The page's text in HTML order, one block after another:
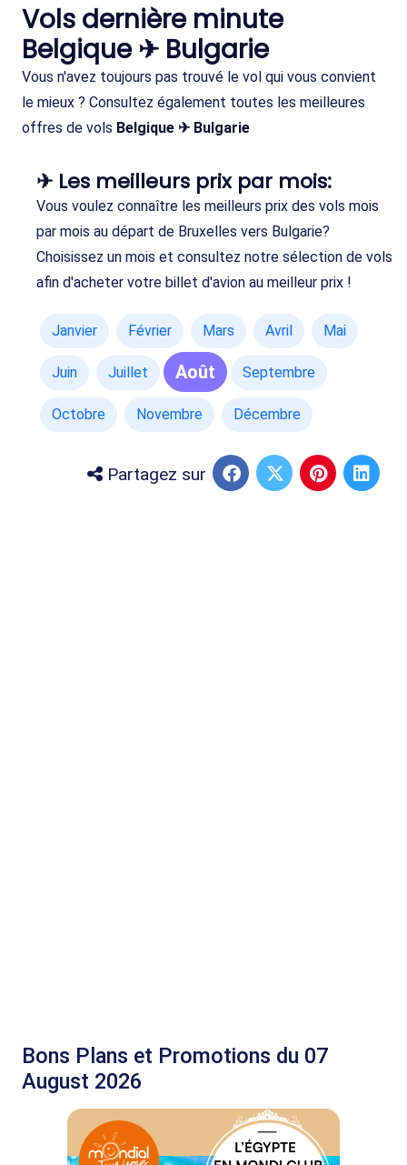
Vols dernière minute
Belgique ✈ Bulgarie
Vous n'avez toujours pas trouvé le vol qui vous convient
le mieux ? Consultez également toutes les meilleures
offres de vols Belgique ✈ Bulgarie
✈ Les meilleurs prix par mois:
Vous voulez connaître les meilleurs prix des vols mois
par mois au départ de Bruxelles vers Bulgarie?
Choisissez un mois et consultez notre sélection de vols
afin d'acheter votre billet d'avion au meilleur prix !
Janvier Février Mars Avril Mai
Juin Juillet Août Septembre
Octobre Novembre Décembre
Partagez sur
Bons Plans et Promotions du 07
August 2026